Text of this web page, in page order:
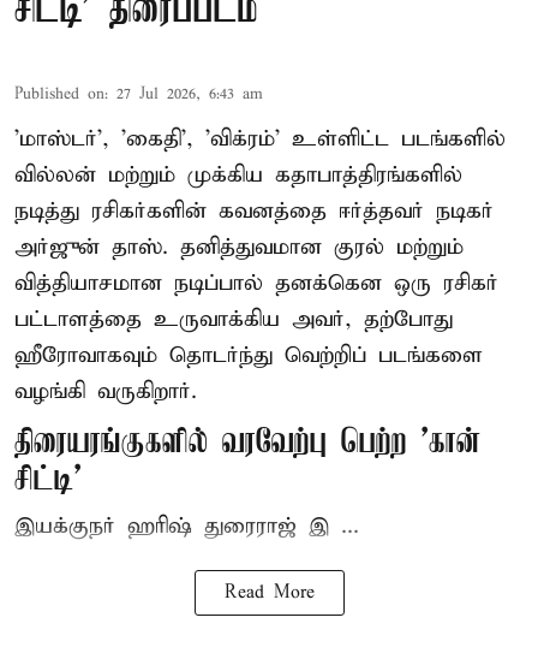
சிட்டி' திரைப்படம்
Published on: 27 Jul 2026, 6:43 am
'மாஸ்டர்', 'கைதி', 'விக்ரம்' உள்ளிட்ட படங்களில்
வில்லன் மற்றும் முக்கிய கதாபாத்திரங்களில்
நடித்து ரசிகர்களின் கவனத்தை ஈர்த்தவர் நடிகர்
அர்ஜுன் தாஸ். தனித்துவமான குரல் மற்றும்
வித்தியாசமான நடிப்பால் தனக்கென ஒரு ரசிகர்
பட்டாளத்தை உருவாக்கிய அவர், தற்போது
ஹீரோவாகவும் தொடர்ந்து வெற்றிப் படங்களை
வழங்கி வருகிறார்.
திரையரங்குகளில் வரவேற்பு பெற்ற 'கான்
சிட்டி'
இயக்குநர் ஹரிஷ் துரைராஜ் இ ...
Read More